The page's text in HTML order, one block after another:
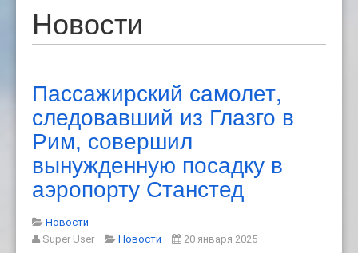
Новости
Пассажирский самолет,
следовавший из Глазго в
Рим, совершил
вынужденную посадку в
аэропорту Станстед
Новости
Super User
Новости
20 января 2025